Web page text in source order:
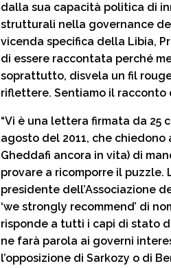
dalla sua capacità politica di
strutturali nella governance
vicenda specifica della Libia,
di essere raccontata perché
soprattutto, disvela un fil
riflettere. Sentiamo il racconto
“Vi è una lettera firmata da
agosto del 2011, che chiedono
Gheddafi ancora in vita) di
provare a ricomporre il
presidente dell’Associazione
‘we strongly recommend’ di
risponde a tutti i capi di stato
ne farà parola ai governi
l’opposizione di Sarkozy o di